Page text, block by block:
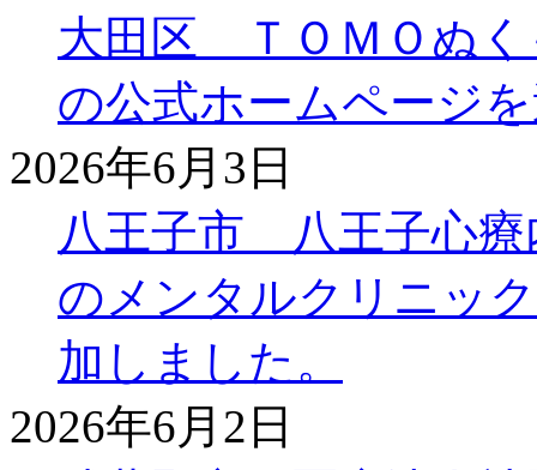
大田区 ＴＯＭＯぬく
の公式ホームページ
2026年6月3日
八王子市 八王子心療
のメンタルクリニッ
加しました。
2026年6月2日